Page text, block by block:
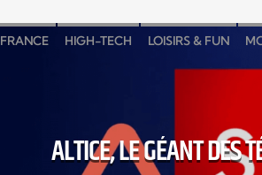
FRANCE HIGH-TECH LOISIRS & FUN
ALTICE, LE GÉANT DES